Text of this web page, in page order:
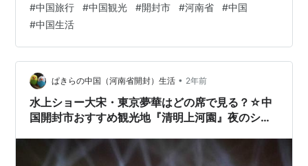
#中国旅行 #中国観光 #開封市 #河南省 #中国
#中国生活
ぱきらの中国（河南省開封）生活 • 2年前
水上ショー大宋・東京夢華はどの席で見る？☆中
国開封市おすすめ観光地『清明上河園』夜のショ